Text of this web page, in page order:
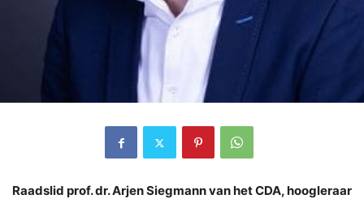
Raadslid prof. dr. Arjen Siegmann van het CDA, hoogleraar